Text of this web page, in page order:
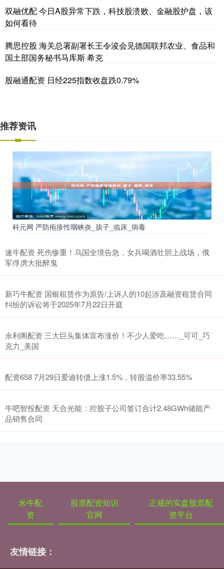
双融优配 今日A股异常下跌，科技股溃败、金融股护盘，该
如何看待
腾思控股 海关总署副署长王令浚会见德国联邦农业、食品和
国土部国务秘书马库斯·希克
股融通配资 日经225指数收盘跌0.79%
推荐资讯
科元网 严防疱疹性咽峡炎_孩子_临床_病毒
速牛配资 死伤惨重！乌国全境告急，女兵喝酒壮胆上战场，俄
军俘虏大批醉鬼
新巧牛配资 国银租赁作为原告/上诉人的10起涉及融资租赁合同
纠纷的诉讼将于2025年7月22日开庭
永利阁配资 三大巨头集体宣布涨价！不少人爱吃……_可可_巧
克力_美国
配资658 7月29日爱迪转债上涨1.5%，转股溢价率33.55%
牛吧智投配资 天合光能：控股子公司签订合计2.48GWh储能产
品销售合同
米牛配
资
股票配资知识
官网
正规的实盘股票配
资平台
友情链接：